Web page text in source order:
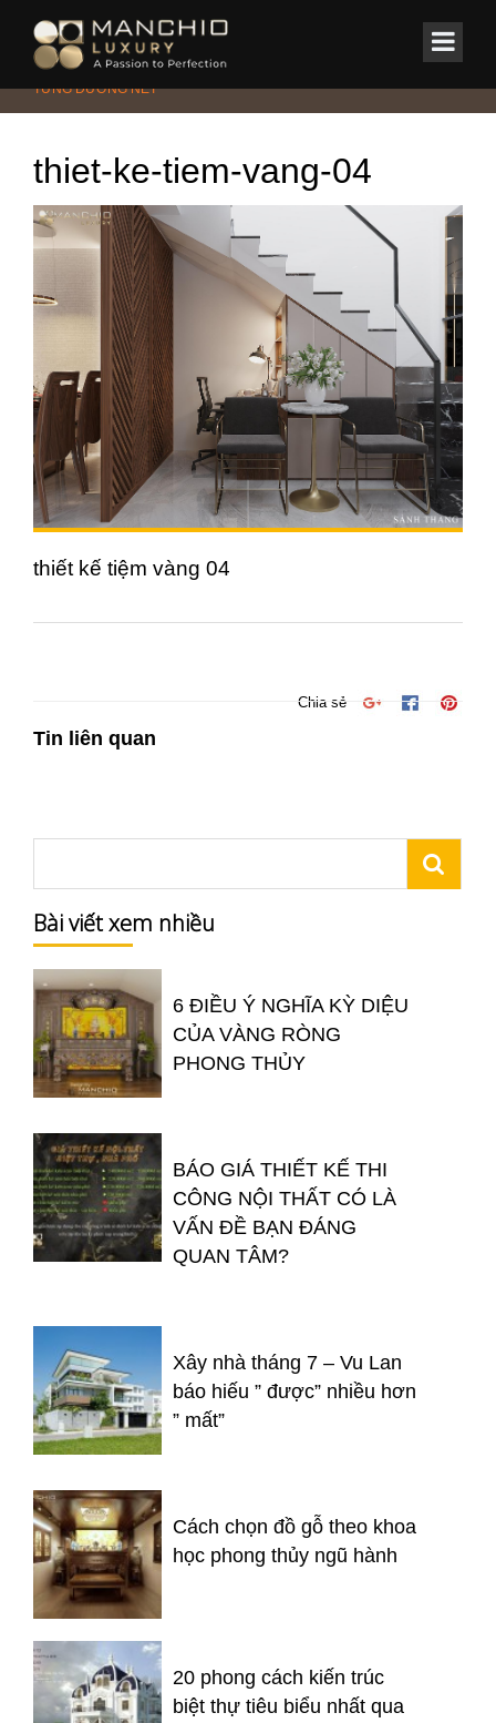
Home/Nhà phố/BINH HOP HOUSE – HƠI THỞ HIỆN ĐẠI TRONG
TỪNG ĐƯỜNG NÉT
thiet-ke-tiem-vang-04
thiết kế tiệm vàng 04
Chia sẻ
Tin liên quan
Bài viết xem nhiều
6 ĐIỀU Ý NGHĨA KỲ DIỆU
CỦA VÀNG RÒNG
PHONG THỦY
BÁO GIÁ THIẾT KẾ THI
CÔNG NỘI THẤT CÓ LÀ
VẤN ĐỀ BẠN ĐÁNG
QUAN TÂM?
Xây nhà tháng 7 – Vu Lan
báo hiếu ” được” nhiều hơn
” mất”
Cách chọn đồ gỗ theo khoa
học phong thủy ngũ hành
20 phong cách kiến trúc
biệt thự tiêu biểu nhất qua